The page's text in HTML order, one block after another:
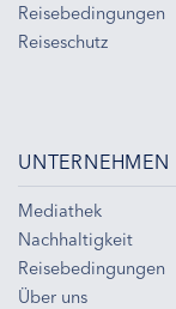
Reisebedingungen
Reiseschutz
UNTERNEHMEN
Mediathek
Nachhaltigkeit
Reisebedingungen
Über uns